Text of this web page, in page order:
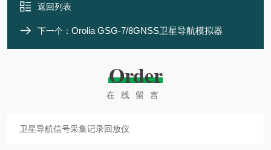
返回列表
下一个： Orolia GSG-7/8GNSS卫星导航模拟器
Order
在线留言